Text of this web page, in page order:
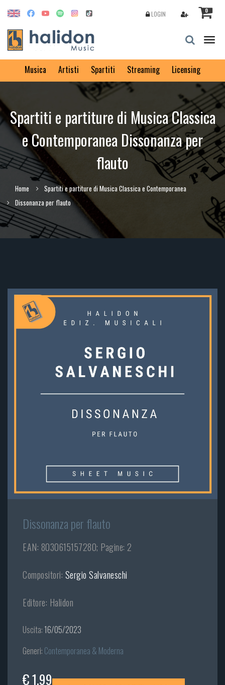
0
LOGIN
Musica Artisti Spartiti Streaming Licensing
Spartiti e partiture di Musica Classica
e Contemporanea Dissonanza per
flauto
Home
Spartiti e partiture di Musica Classica e Contemporanea
Dissonanza per flauto
Dissonanza per flauto
EAN: 8030615157280; Pagine: 2
Compositori: Sergio Salvaneschi
Editore: Halidon
Uscita: 16/05/2023
Generi: Contemporanea & Moderna
€ 1,99